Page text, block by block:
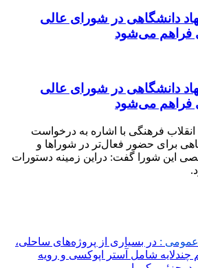
دانشگاهی در شورای عالی
فراهم می‌شود
دانشگاهی در شورای عالی
فراهم می‌شود
فرهنگی با اشاره به درخواست
برای حضور فعال‌تر در شوراها و
این شورا گفت: دراین زمینه دستورات
: در بسیاری از پروژه‌های ساحلی،
چندلایه شامل آستر اپوکسی و رویه